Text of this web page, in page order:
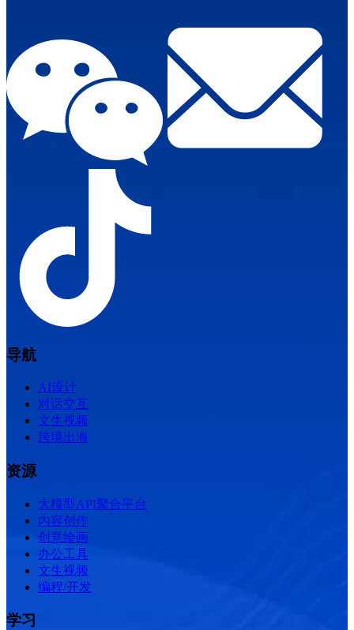
导航
AI设计
对话交互
文生视频
跨境出海
资源
大模型API聚合平台
内容创作
创意绘画
办公工具
文生视频
编程/开发
学习